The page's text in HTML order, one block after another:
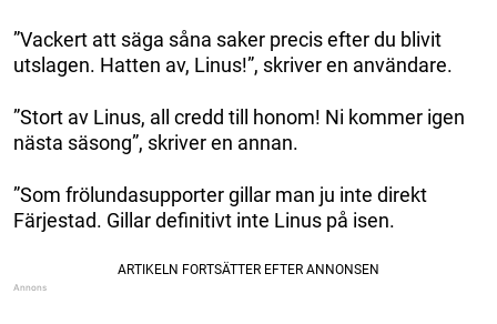
”Vackert att säga såna saker precis efter du blivit
utslagen. Hatten av, Linus!”, skriver en användare.
”Stort av Linus, all credd till honom! Ni kommer igen
nästa säsong”, skriver en annan.
”Som frölundasupporter gillar man ju inte direkt
Färjestad. Gillar definitivt inte Linus på isen.